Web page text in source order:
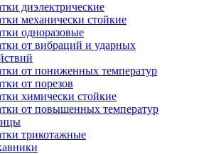
диэлектрические
механически стойкие
одноразовые
от вибраций и ударных
от пониженных температур
от порезов
химически стойкие
от повышенных температур
трикотажные